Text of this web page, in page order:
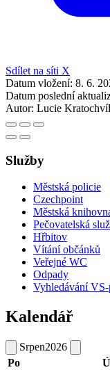
Sdílet na síti X
Datum vložení: 8. 6.
Datum poslední
Autor: Lucie
Služby
Městská policie
Czechpoint
Městská
Pečovatelská
Hřbitov
Vítání občánků
Veřejné WC
Odpady
Vyhledávání
Kalendář
Srpen2026
Po